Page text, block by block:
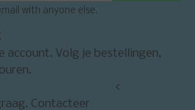
with anyone else.
account. Volg je bestellingen,
Contacteer
<